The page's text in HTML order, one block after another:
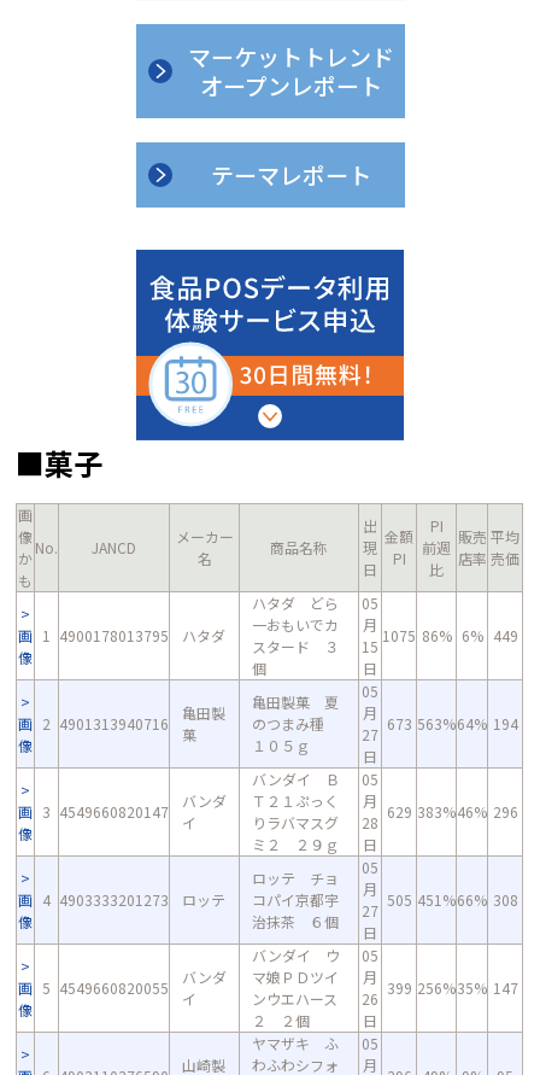
マーケットトレンド
オープンレポート
テーマレポート
■菓子
画
像
か
も
No. JANCD
メーカー
名
商品名称
出
現
日
金額
PI
PI
前週
比
販売
店率
平均
売価
画
像
1 4900178013795 ハタダ
ハタダ どら
一おもいでカ
スタード ３
個
05
月
15
日
1075 86% 6% 449
画
像
2 4901313940716
亀田製
菓
亀田製菓 夏
のつまみ種
１０５ｇ
05
月
27
日
673 563%64% 194
画
像
3 4549660820147
バンダ
イ
バンダイ Ｂ
Ｔ２１ぷっく
りラバマスグ
ミ２ ２９ｇ
05
月
28
日
629 383%46% 296
画
像
4 4903333201273 ロッテ
ロッテ チョ
コパイ京都宇
治抹茶 ６個
05
月
27
日
505 451%66% 308
画
像
5 4549660820055
バンダ
イ
バンダイ ウ
マ娘ＰＤツイ
ンウエハース
２ ２個
05
月
26
日
399 256%35% 147
山崎製
ヤマザキ ふ
わふわシフォ
05
月